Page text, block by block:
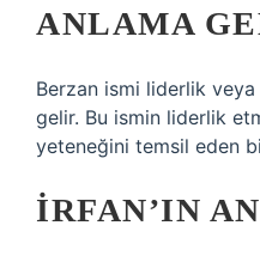
ANLAMA
Berzan ismi liderlik veya
gelir. Bu ismin liderlik
yeteneğini temsil eden
İRFAN’IN